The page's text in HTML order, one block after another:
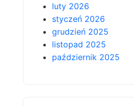
luty 2026
styczeń 2026
grudzień 2025
listopad 2025
październik 2025